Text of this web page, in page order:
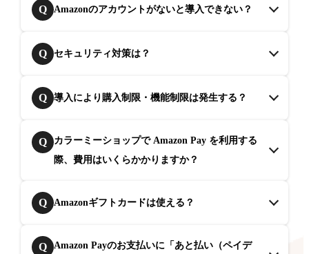
Q Amazonのアカウントがないと導入できない？
Q セキュリティ対策は？
Q 導入により購入制限・機能制限は発生する？
Q
カラーミーショップで Amazon Pay を利用する
際、費用はいくらかかりますか？
Q Amazonギフトカードは使える？
Q
Amazon Payのお支払いに「あと払い（ペイデ